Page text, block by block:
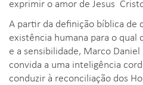
A partir da definição bíblica de
existência humana para o qual
e a sensibilidade, Marco
convida a uma inteligência
conduzir à reconciliação dos